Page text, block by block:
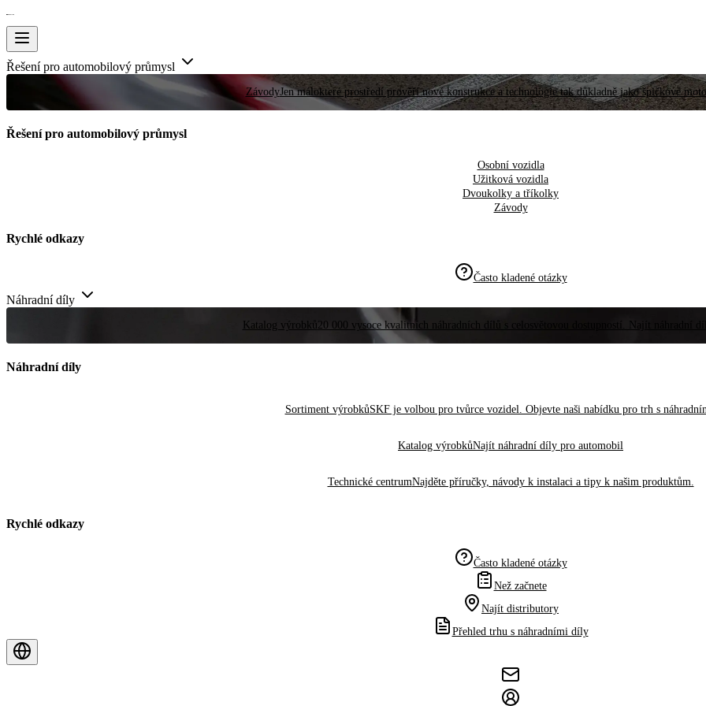
Řešení pro automobilový průmysl
ZávodyJen málokteré prostředí prověří nové konstrukce a technologie tak důkladně jako špičkové
Řešení pro automobilový průmysl
Osobní vozidla
Užitková vozidla
Dvoukolky a tříkolky
Závody
Rychlé odkazy
Často kladené otázky
Náhradní díly
Katalog výrobků20 000 vysoce kvalitních náhradních dílů s celosvětovou dostupností. Najít náhradní
Náhradní díly
Sortiment výrobkůSKF je volbou pro tvůrce vozidel. Objevte naši nabídku pro trh s
Katalog výrobkůNajít náhradní díly pro automobil
Technické centrumNajděte příručky, návody k instalaci a tipy k našim produktům.
Rychlé odkazy
Často kladené otázky
Než začnete
Najít distributory
Přehled trhu s náhradními díly